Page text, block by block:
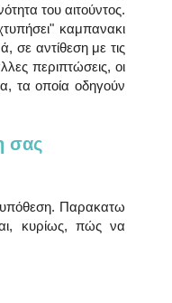
του αιτούντος.
καμπανακι
σε αντίθεση με τις
περιπτώσεις, οι
τα οποία οδηγούν
σας
υπόθεση. Παρακατω
κυρίως, πώς να